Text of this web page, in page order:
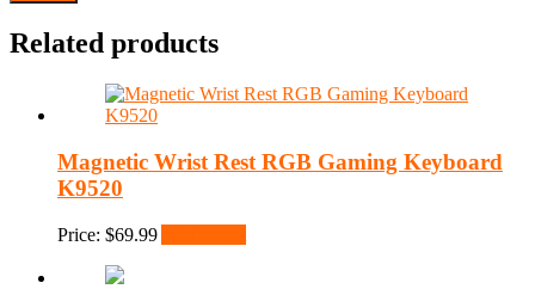
Related products
Magnetic Wrist Rest RGB Gaming Keyboard
K9520
Price: $69.99